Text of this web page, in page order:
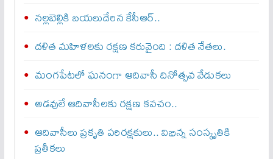
నల్లబెల్లికి బయలుదేరిన కేసీఆర్‌..
దళిత మహిళలకు రక్షణ కరువైంది : దళిత నేతలు.
మంగపేటలో ఘనంగా ఆదివాసీ దినోత్సవ వేడుకలు
అడవులే ఆదివాసీలకు రక్షణ కవచం..
ఆదివాసీలు ప్రకృతి పరిరక్షకులు.. విభిన్న సంస్కృతికి
ప్రతీకలు